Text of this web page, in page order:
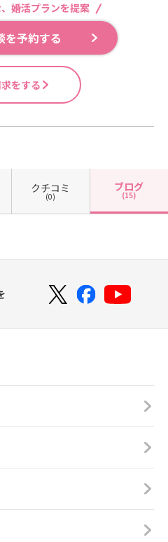
婚活プランを提案
を予約する
をする
クチコミ
(0)
ブログ
(15)